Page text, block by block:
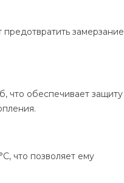
замерзание
что обеспечивает защиту
что позволяет ему